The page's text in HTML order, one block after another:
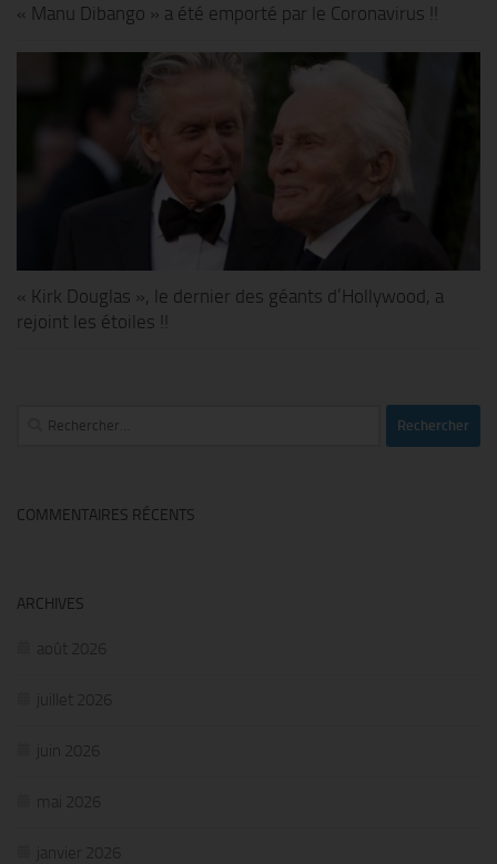
« Manu Dibango » a été emporté par le Coronavirus !!
« Kirk Douglas », le dernier des géants d’Hollywood, a
rejoint les étoiles !!
Rechercher :
COMMENTAIRES RÉCENTS
ARCHIVES
août 2026
juillet 2026
juin 2026
mai 2026
janvier 2026